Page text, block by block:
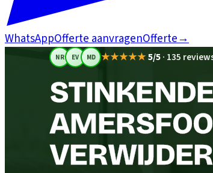
WhatsAppOfferte aanvragenOfferte→
NR EV MD ★★★★★5/5· 135